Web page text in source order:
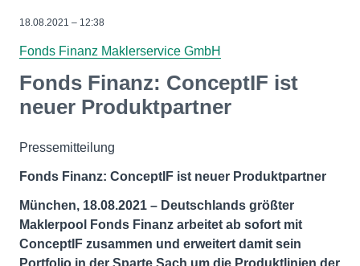
18.08.2021 – 12:38
Fonds Finanz Maklerservice GmbH
Fonds Finanz: ConceptIF ist
neuer Produktpartner
Pressemitteilung
Fonds Finanz: ConceptIF ist neuer Produktpartner
München, 18.08.2021 – Deutschlands größter
Maklerpool Fonds Finanz arbeitet ab sofort mit
ConceptIF zusammen und erweitert damit sein
Portfolio in der Sparte Sach um die Produktlinien der